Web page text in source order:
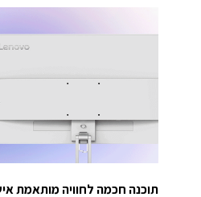
תוכנה חכמה לחוויה מותאמת